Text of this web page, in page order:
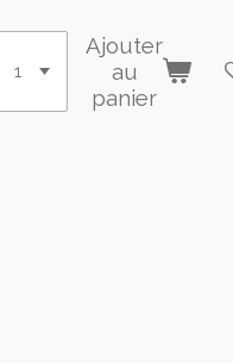
Ajouter
au
panier